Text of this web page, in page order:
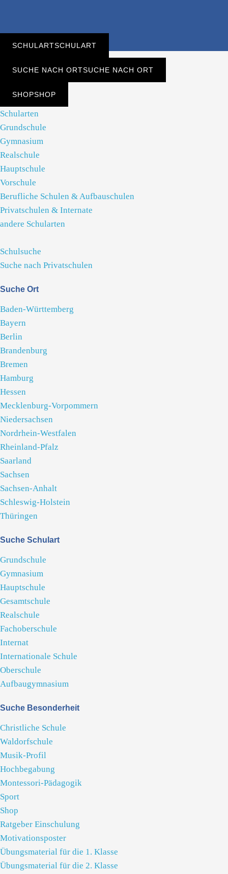
SCHULARTSCHULART
SUCHE NACH ORTSUCHE NACH ORT
SHOPSHOP
Schularten
Grundschule
Gymnasium
Realschule
Hauptschule
Vorschule
Berufliche Schulen & Aufbauschulen
Privatschulen & Internate
andere Schularten
Schulsuche
Suche nach Privatschulen
Suche Ort
Baden-Württemberg
Bayern
Berlin
Brandenburg
Bremen
Hamburg
Hessen
Mecklenburg-Vorpommern
Niedersachsen
Nordrhein-Westfalen
Rheinland-Pfalz
Saarland
Sachsen
Sachsen-Anhalt
Schleswig-Holstein
Thüringen
Suche Schulart
Grundschule
Gymnasium
Hauptschule
Gesamtschule
Realschule
Fachoberschule
Internat
Internationale Schule
Oberschule
Aufbaugymnasium
Suche Besonderheit
Christliche Schule
Waldorfschule
Musik-Profil
Hochbegabung
Montessori-Pädagogik
Sport
Shop
Ratgeber Einschulung
Motivationsposter
Übungsmaterial für die 1. Klasse
Übungsmaterial für die 2. Klasse